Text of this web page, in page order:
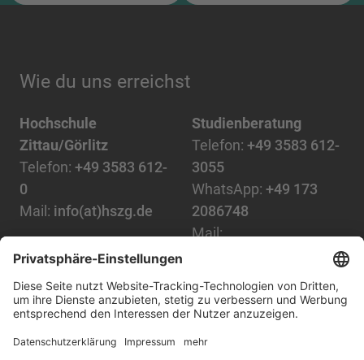
Wie du uns erreichst
Hochschule
Zittau/Görlitz
Telefon: +49 3583 612-
0
Mail: info(at)hszg.de
Studienberatung
Telefon: +49 3583 612-
3055
WhatsApp: +49 173
2086748
Mail:
Alle StudiengängeDatenschutz
TransparenzgesetzKontakt